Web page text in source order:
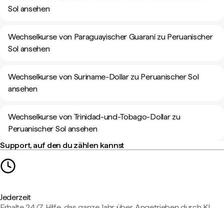
Sol ansehen
Wechselkurse von Paraguayischer Guaraní zu Peruanischer
Sol ansehen
Wechselkurse von Suriname-Dollar zu Peruanischer Sol
ansehen
Wechselkurse von Trinidad-und-Tobago-Dollar zu
Peruanischer Sol ansehen
Support, auf den du zählen kannst
Jederzeit